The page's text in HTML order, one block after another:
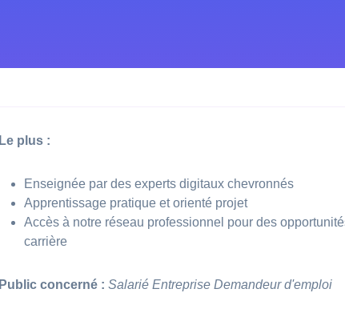
Le plus :
Enseignée par des experts digitaux chevronnés
Apprentissage pratique et orienté projet
Accès à notre réseau professionnel pour des
carrière
Public concerné : Salarié Entreprise Demandeur d'emploi